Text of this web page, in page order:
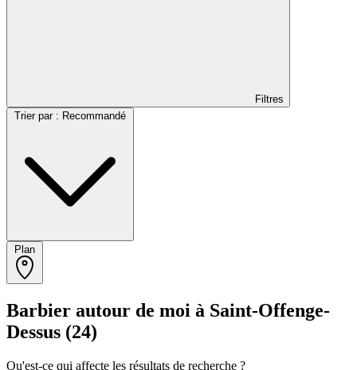
Filtres
Barbier autour de moi à Saint-Offenge-
Dessus (24)
Qu'est-ce qui affecte les résultats de recherche ?